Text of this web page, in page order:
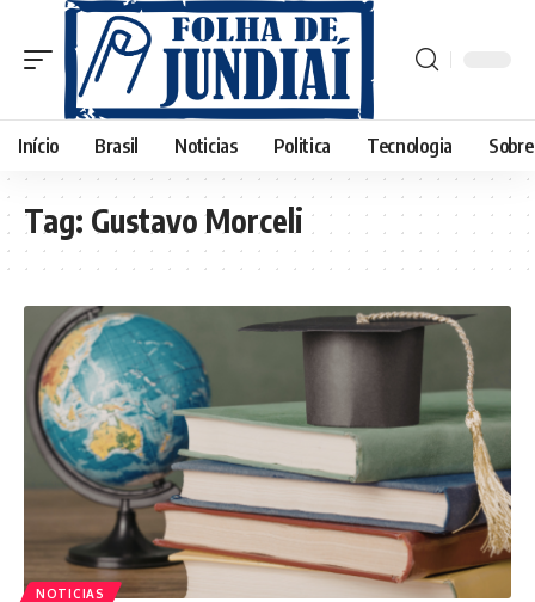
Início Brasil Noticias Politica Tecnologia
Tag: Gustavo Morceli
NOTICIAS